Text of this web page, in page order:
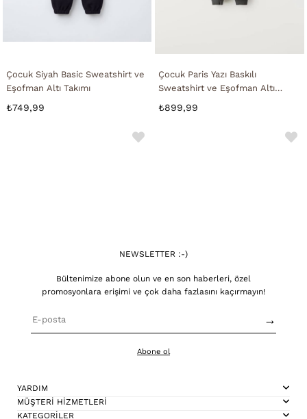
Çocuk Siyah Basic Sweatshirt ve
Eşofman Altı Takımı
₺749,99
Çocuk Paris Yazı Baskılı
Sweatshirt ve Eşofman Altı
₺899,99
NEWSLETTER :-)
Bültenimize abone olun ve en son haberleri, özel
promosyonlara erişimi ve çok daha fazlasını kaçırmayın!
→
Abone ol
YARDIM
MÜŞTERİ HİZMETLERİ
KATEGORİLER